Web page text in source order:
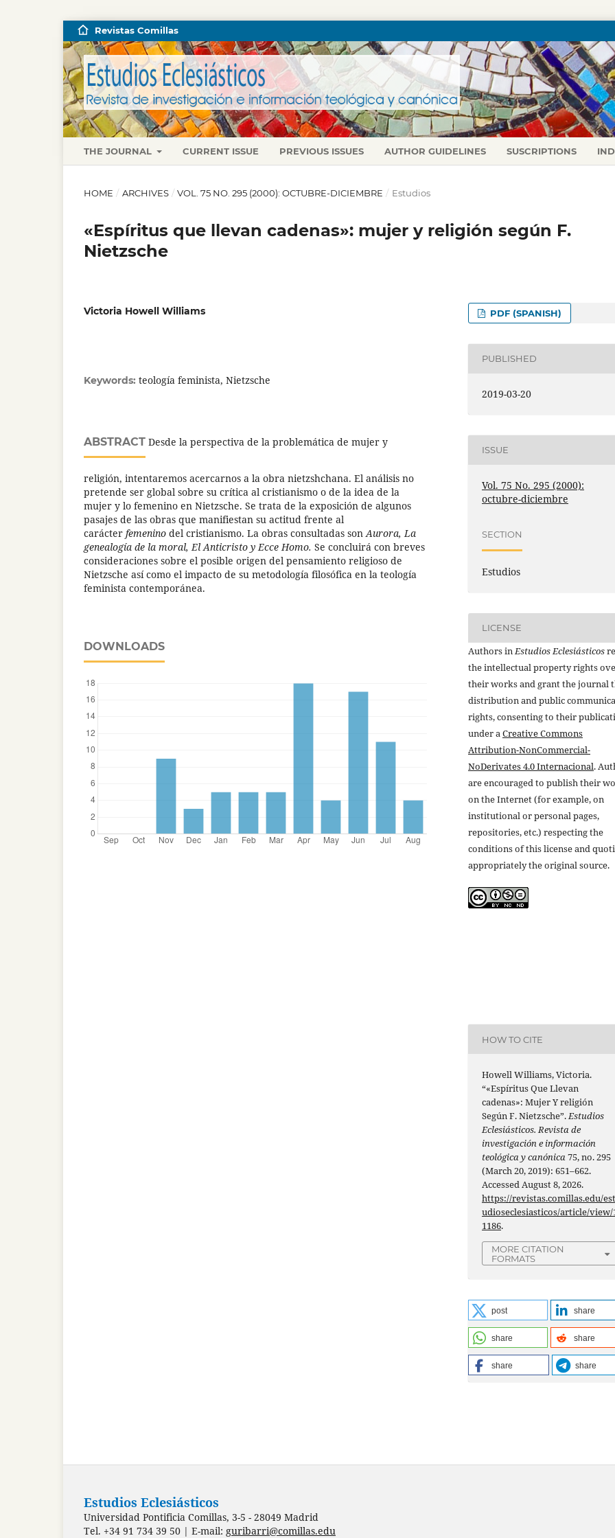
THE JOURNAL CURRENT ISSUE PREVIOUS ISSUES AUTHOR GUIDELINES SUSCRIPTIONS
Revistas Comillas
HOME / ARCHIVES / VOL. 75 NO. 295 (2000): OCTUBRE-DICIEMBRE / Estudios
«Espíritus que llevan cadenas»: mujer y religión según F.
Nietzsche
Victoria Howell Williams
Keywords: teología feminista, Nietzsche
ABSTRACT Desde la perspectiva de la problemática de mujer y
religión, intentaremos acercarnos a la obra nietzshchana. El análisis no
pretende ser global sobre su crítica al cristianismo o de la idea de la
mujer y lo femenino en Nietzsche. Se trata de la exposición de algunos
pasajes de las obras que manifiestan su actitud frente al
carácter femenino del cristianismo. La obras consultadas sonAurora, La
genealogía de la moral, El Anticristo y Ecce Homo. Se concluirá con breves
consideraciones sobre el posible origen del pensamiento religioso de
Nietzsche así como el impacto de su metodología filosófica en la teología
feminista contemporánea.
DOWNLOADS
PDF (SPANISH)
PUBLISHED
2019-03-20
ISSUE
Vol. 75 No. 295 (2000):
octubre-diciembre
SECTION
Estudios
LICENSE
Authors inEstudios Eclesiásticos
the intellectual property rights
their works and grant the journal
distribution and public
rights, consenting to their
under aCreative Commons
Attribution-NonCommercial-
NoDerivates 4.0 Internacional.
are encouraged to publish their
on the Internet (for example, on
institutional or personal pages,
repositories, etc.) respecting the
conditions of this license and
appropriately the original source.
HOW TO CITE
Howell Williams, Victoria.
“«Espíritus Que Llevan
cadenas»: Mujer Y religión
Según F. Nietzsche”.Estudios
Eclesiásticos. Revista de
investigación e información
teológica y canónica75, no. 295
(March 20, 2019): 651–662.
Accessed August 8, 2026.
https://revistas.comillas.edu/
udioseclesiasticos/article/view/
1186.
MORE CITATION
FORMATS
post share
share share
share share
Estudios Eclesiásticos
Universidad Pontificia Comillas, 3-5 - 28049 Madrid
Tel. +34 91 734 39 50 | E-mail: guribarri@comillas.edu